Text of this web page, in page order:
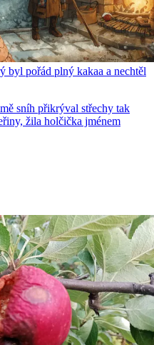
byl pořád plný kakaa a nechtěl
sníh přikrýval střechy tak
žila holčička jménem